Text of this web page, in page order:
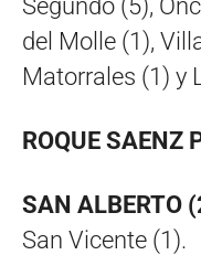
Segundo (5),
del Molle (1),
Matorrales (1) y
ROQUE SAENZ
SAN ALBERTO
San Vicente (1).